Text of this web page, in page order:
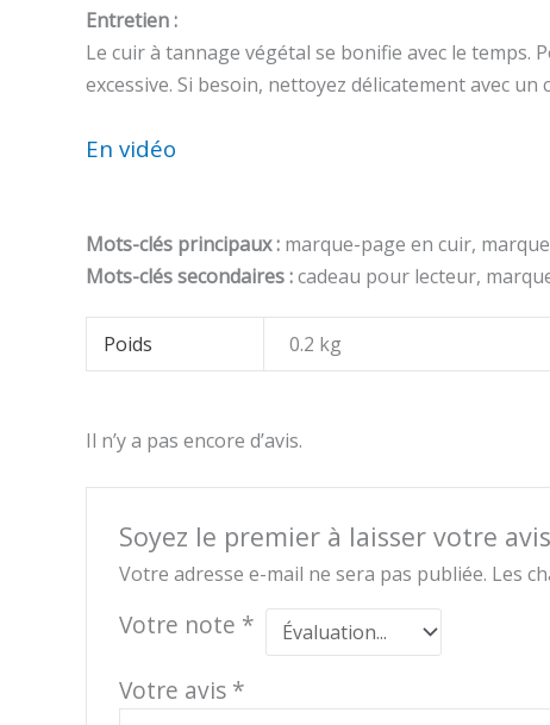
Entretien :
Le cuir à tannage végétal se bonifie avec le temps.
excessive. Si besoin, nettoyez délicatement avec un
En vidéo
Mots-clés principaux : marque-page en cuir,
Mots-clés secondaires :cadeau pour lecteur,
Poids 0.2 kg
Il n’y a pas encore d’avis.
Soyez le premier à laisser votre
Votre adresse e-mail ne sera pas publiée. Les
Votre note *
Votre avis *